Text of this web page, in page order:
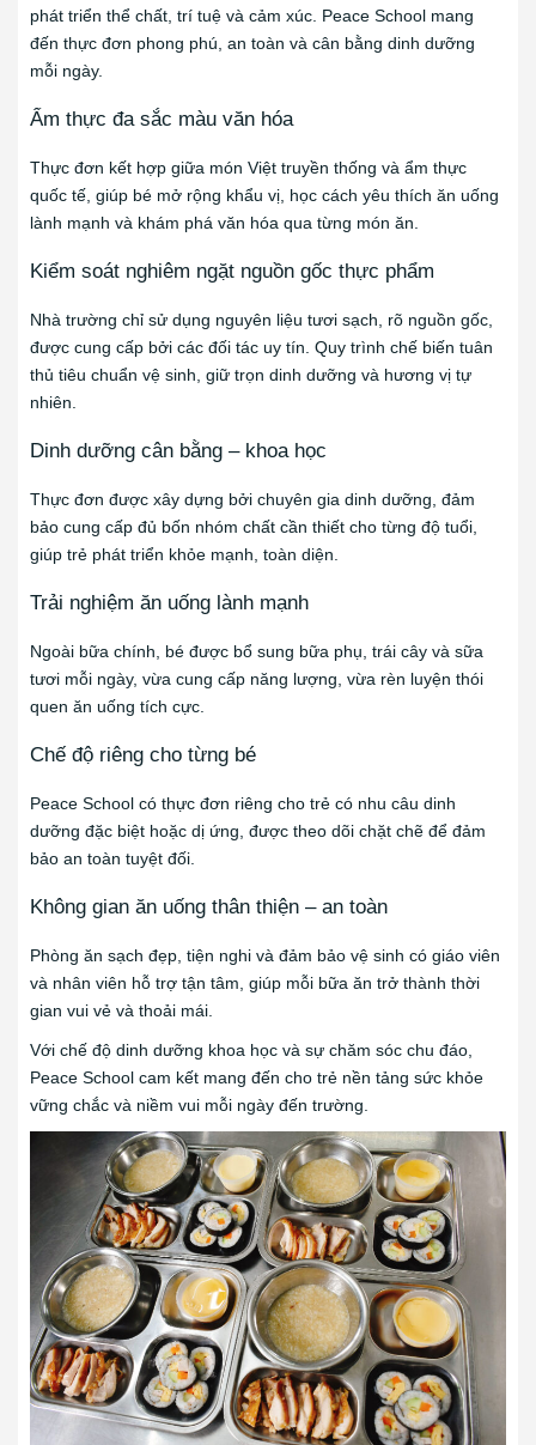
phát triển thể chất, trí tuệ và cảm xúc. Peace School mang
đến thực đơn phong phú, an toàn và cân bằng dinh dưỡng
mỗi ngày.
Ẩm thực đa sắc màu văn hóa
Thực đơn kết hợp giữa món Việt truyền thống và ẩm thực
quốc tế, giúp bé mở rộng khẩu vị, học cách yêu thích ăn uống
lành mạnh và khám phá văn hóa qua từng món ăn.
Kiểm soát nghiêm ngặt nguồn gốc thực phẩm
Nhà trường chỉ sử dụng nguyên liệu tươi sạch, rõ nguồn gốc,
được cung cấp bởi các đối tác uy tín. Quy trình chế biến tuân
thủ tiêu chuẩn vệ sinh, giữ trọn dinh dưỡng và hương vị tự
nhiên.
Dinh dưỡng cân bằng – khoa học
Thực đơn được xây dựng bởi chuyên gia dinh dưỡng, đảm
bảo cung cấp đủ bốn nhóm chất cần thiết cho từng độ tuổi,
giúp trẻ phát triển khỏe mạnh, toàn diện.
Trải nghiệm ăn uống lành mạnh
Ngoài bữa chính, bé được bổ sung bữa phụ, trái cây và sữa
tươi mỗi ngày, vừa cung cấp năng lượng, vừa rèn luyện thói
quen ăn uống tích cực.
Chế độ riêng cho từng bé
Peace School có thực đơn riêng cho trẻ có nhu câu dinh
dưỡng đặc biệt hoặc dị ứng, được theo dõi chặt chẽ để đảm
bảo an toàn tuyệt đối.
Không gian ăn uống thân thiện – an toàn
Phòng ăn sạch đẹp, tiện nghi và đảm bảo vệ sinh có giáo viên
và nhân viên hỗ trợ tận tâm, giúp mỗi bữa ăn trở thành thời
gian vui vẻ và thoải mái.
Với chế độ dinh dưỡng khoa học và sự chăm sóc chu đáo,
Peace School cam kết mang đến cho trẻ nền tảng sức khỏe
vững chắc và niềm vui mỗi ngày đến trường.